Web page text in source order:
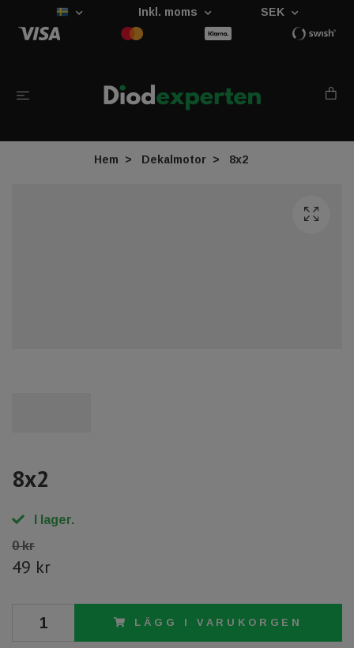
Inkl. moms SEK
Hem Dekalmotor 8x2
8x2
I lager.
0 kr
49 kr
LÄGG I VARUKORGEN